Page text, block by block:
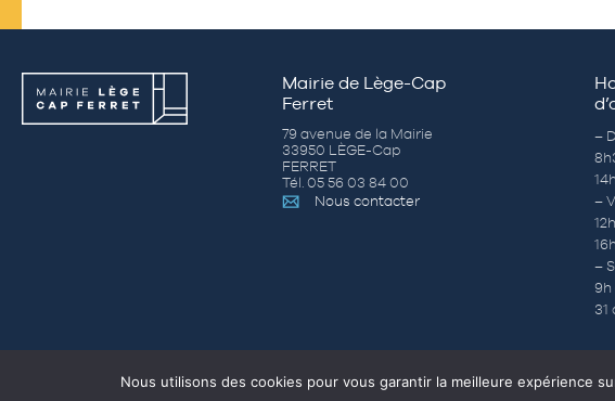
Mairie de Lège-Cap
Ferret
79 avenue de la Mairie
33950 LÈGE-Cap
FERRET
Tél. 05 56 03 84 00
Nous contacter
–
–
–
9h
31
Nous utilisons des cookies pour vous garantir la meilleure expérience